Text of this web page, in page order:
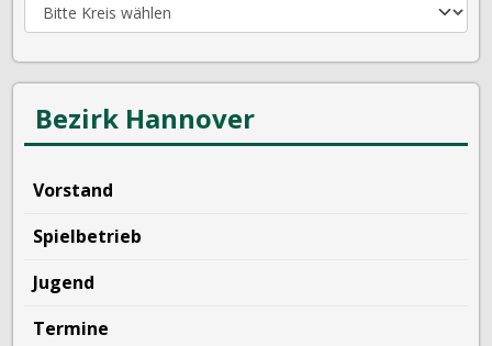
Bezirk Hannover
Vorstand
Spielbetrieb
Jugend
Termine